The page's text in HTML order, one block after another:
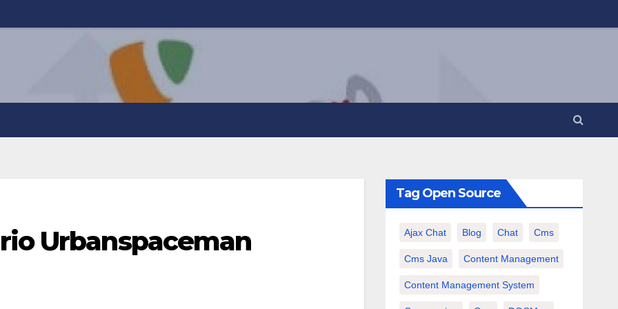
Urbanspaceman
Tag Open Source
Ajax Chat Blog Chat Cms
Cms Java Content Management
Content Management System